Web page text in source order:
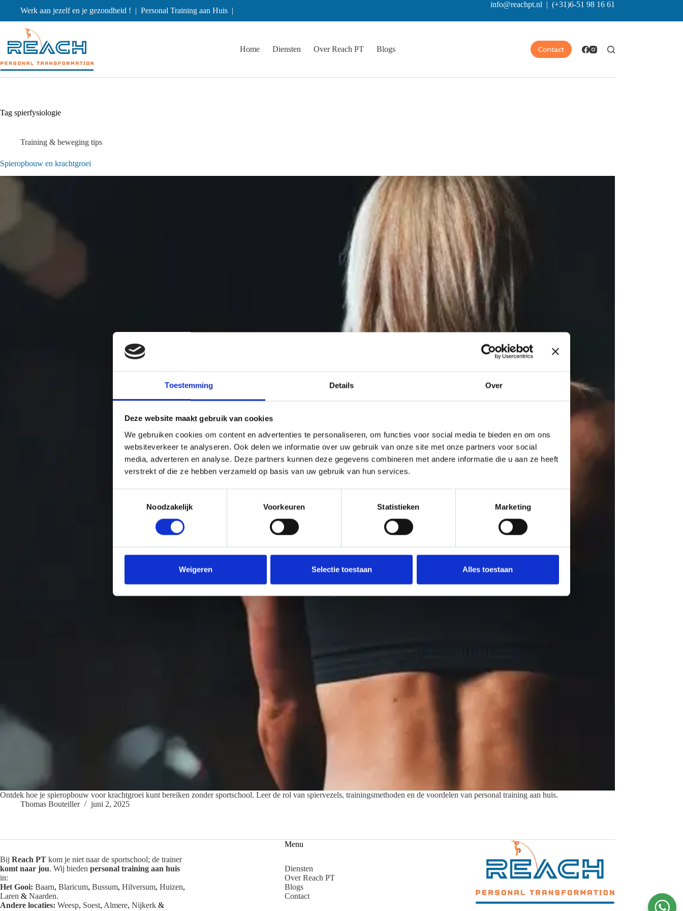
Toestemming Details Over
Deze website maakt gebruik van cookies
We gebruiken cookies om content en advertenties te personaliseren, om functies voor social media te bieden en om ons
websiteverkeer te analyseren. Ook delen we informatie over uw gebruik van onze site met onze partners voor social
media, adverteren en analyse. Deze partners kunnen deze gegevens combineren met andere informatie die u aan ze heeft
verstrekt of die ze hebben verzameld op basis van uw gebruik van hun services.
i
Noodzakelijk Voorkeuren Statistieken Marketing
Weigeren Selectie toestaan Alles toestaan
Werk aan jezelf en je gezondheid ! | Personal Training aan Huis |
info@reachpt.nl | (+31)6-51 98 16 61
Home Diensten Over Reach PT Blogs Contact
Tag spierfysiologie
Training & beweging tips
Spieropbouw en krachtgroei
Ontdek hoe je spieropbouw voor krachtgroei kunt bereiken zonder sportschool. Leer de rol van spiervezels, trainingsmethoden en de voordelen van personal training aan huis.
Thomas Bouteiller
juni 2, 2025
Bij Reach PT kom je niet naar de sportschool; de trainer
komt naar jou. Wij bieden personal training aan huis
in:
Het Gooi: Baarn, Blaricum, Bussum, Hilversum, Huizen,
Laren & Naarden.
Andere locaties: Weesp, Soest, Almere, Nijkerk &
Menu
Diensten
Over Reach PT
Blogs
Contact